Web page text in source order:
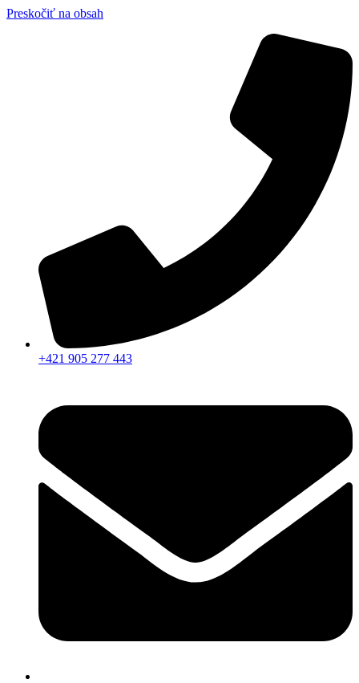
Preskočiť na obsah
+421 905 277 443